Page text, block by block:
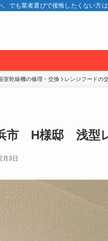
でも業者選びで後悔したくない
室乾燥機の修理・交換 レンジフードの
市 H様邸 浅型
月3日